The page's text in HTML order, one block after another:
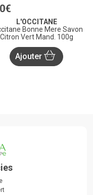
€
L'OCCITANE
Bonne Mere Savon
Citron Vert Mand. 100g
Ajouter